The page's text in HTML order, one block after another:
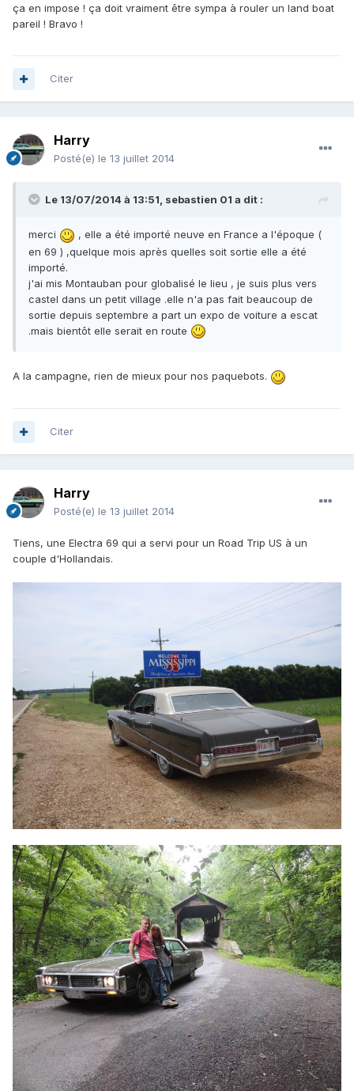
ça en impose ! ça doit vraiment être sympa à rouler un land boat
pareil ! Bravo !
Citer
Harry
Posté(e) le 13 juillet 2014
Le 13/07/2014 à 13:51, sebastien 01 a dit :
merci
, elle a été importé neuve en France a l'époque (
en 69 ) ,quelque mois après quelles soit sortie elle a été
importé.
j'ai mis Montauban pour globalisé le lieu , je suis plus vers
castel dans un petit village .elle n'a pas fait beaucoup de
sortie depuis septembre a part un expo de voiture a escat
.mais bientôt elle serait en route
A la campagne, rien de mieux pour nos paquebots.
Citer
Harry
Posté(e) le 13 juillet 2014
Tiens, une Electra 69 qui a servi pour un Road Trip US à un
couple d'Hollandais.